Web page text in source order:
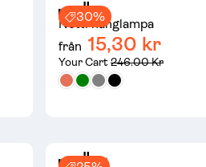
30%
Notti hänglampa
från 15,30 kr
Your Cart246.00 Kr